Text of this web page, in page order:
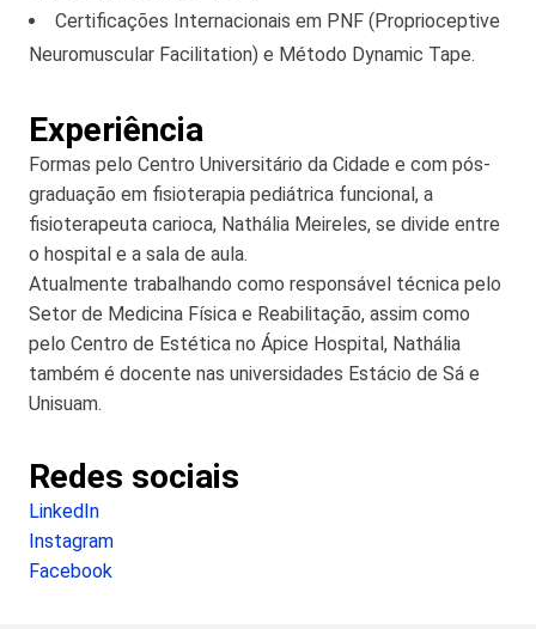
Certificações Internacionais em PNF (Proprioceptive
Neuromuscular Facilitation) e Método Dynamic Tape.
Experiência
Formas pelo Centro Universitário da Cidade e com pós-
graduação em fisioterapia pediátrica funcional, a
fisioterapeuta carioca, Nathália Meireles, se divide entre
o hospital e a sala de aula.
Atualmente trabalhando como responsável técnica pelo
Setor de Medicina Física e Reabilitação, assim como
pelo Centro de Estética no Ápice Hospital, Nathália
também é docente nas universidades Estácio de Sá e
Unisuam.
Redes sociais
LinkedIn
Instagram
Facebook